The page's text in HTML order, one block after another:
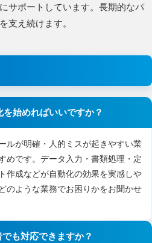
サポートしています。長期的なパ
支え続けます。
始めればいいですか？
ルが明確・人的ミスが起きやすい業
めです。データ入力・書類処理・定
作成などが自動化の効果を実感しや
のような業務でお困りかをお聞かせ
も対応できますか？